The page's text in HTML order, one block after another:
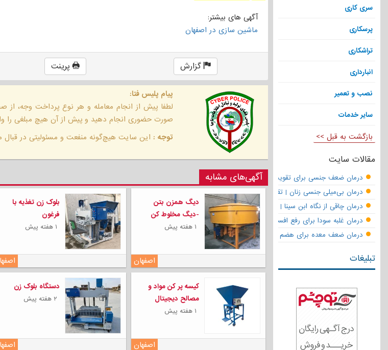
سری کاری
پرسکاری
تراشکاری
انبارداری
نصب و تعمیر
سایر خدمات
بازگشت به قبل >>
مقالات سایت
درمان ضعف جنسی برای تقویت قوای مردانه | تقویت نعوظ و رفع زودانزالی
درمان بی‌میلی جنسی زنان | تقویت قوای جنسی و بازگشت لذت
درمان چاقی از نگاه ابن سینا | نسخه حکما برای کاهش وزن طبیعی
درمان غلبه سودا برای رفع افسردگی
درمان ضعف معده برای هضم قوی
تبلیغات
آگهی های بیشتر:
ماشین سازی در اصفهان
گزارش پرینت
پیام پلیس فتا:
لطفا پیش از انجام معامله و هر نوع پرداخت وجه،
صورت حضوری انجام دهید و پیش از آن هیچ مبلغی را
توجه : این سایت هیچ‌گونه منفعت و مسئولیتی در قبال
آگهی‌های مشابه
دیگ همزن بتن
-دیگ مخلوط کن
۱ هفته پیش
اصفهان
بلوک زن تغذیه با
فرغون
۱ هفته پیش
کیسه پر کن مواد و
مصالح دیجیتال
۱ هفته پیش
اصفهان
دستگاه بلوک زن
۲ هفته پیش